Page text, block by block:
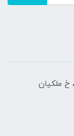
خ ملکیان